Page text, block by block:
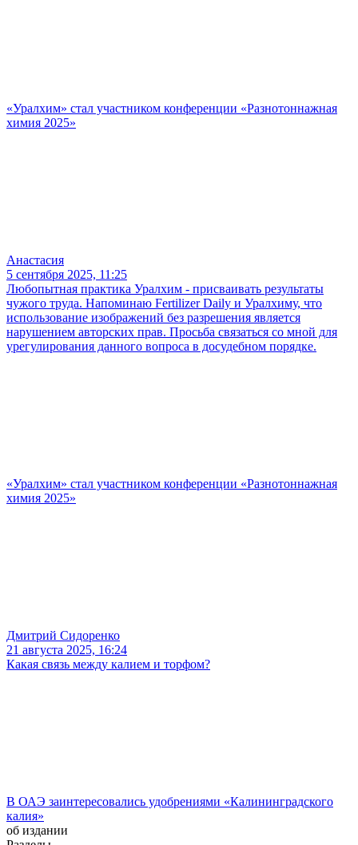
«Уралхим» стал участником конференции «Разнотоннажная
химия 2025»
Анастасия
5 сентября 2025, 11:25
Любопытная практика Уралхим - присваивать результаты
чужого труда. Напоминаю Fertilizer Daily и Уралхиму, что
использование изображений без разрешения является
нарушением авторских прав. Просьба связаться со мной для
урегулирования данного вопроса в досудебном порядке.
«Уралхим» стал участником конференции «Разнотоннажная
химия 2025»
Дмитрий Сидоренко
21 августа 2025, 16:24
Какая связь между калием и торфом?
В ОАЭ заинтересовались удобрениями «Калининградского
калия»
об издании